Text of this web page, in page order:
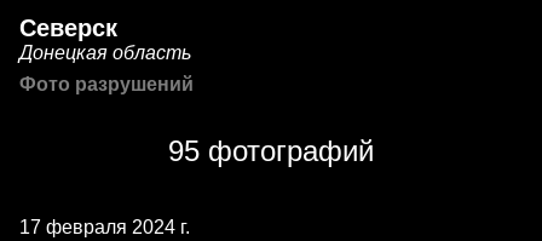
Северск
Донецкая область
Фото разрушений
95 фотографий
17 февраля 2024 г.